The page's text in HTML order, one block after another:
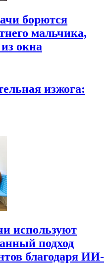
борются
мальчика,
окна
изжога:
используют
подход
благодаря ИИ-